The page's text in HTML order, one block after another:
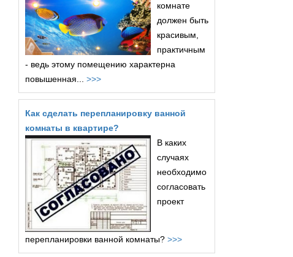
комнате
должен быть
красивым,
практичным
- ведь этому помещению характерна
повышенная... >>>
Как сделать перепланировку ванной
комнаты в квартире?
В каких
случаях
необходимо
согласовать
проект
перепланировки ванной комнаты? >>>